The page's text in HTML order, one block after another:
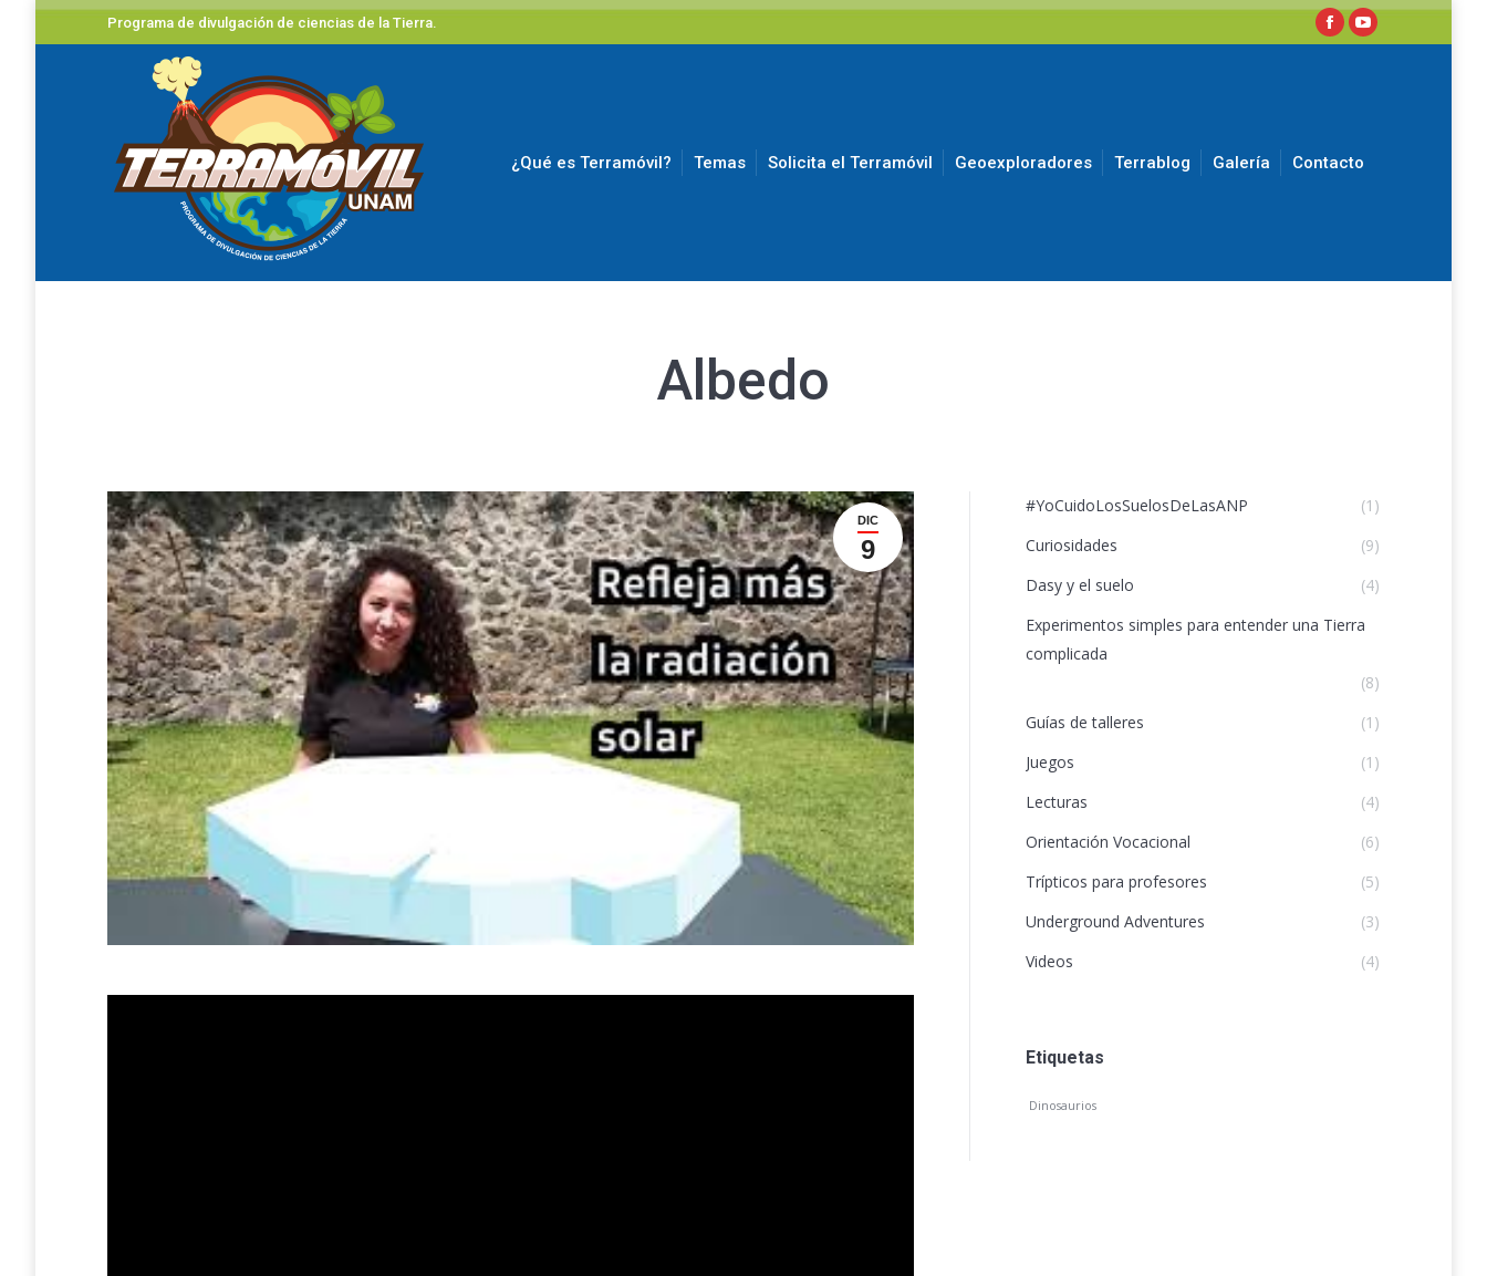
Programa de divulgación de ciencias de la Tierra.
FacebookYouTube
¿Qué es Terramóvil? Temas Solicita el Terramóvil Geoexploradores Terrablog Galería Contacto
Albedo
DIC
9
#YoCuidoLosSuelosDeLasANP
(1)
Curiosidades
(9)
Dasy y el suelo
(4)
Experimentos simples para entender una Tierra
complicada
(8)
Guías de talleres
(1)
Juegos
(1)
Lecturas
(4)
Orientación Vocacional
(6)
Trípticos para profesores
(5)
Underground Adventures
(3)
Videos
(4)
Etiquetas
Dinosaurios